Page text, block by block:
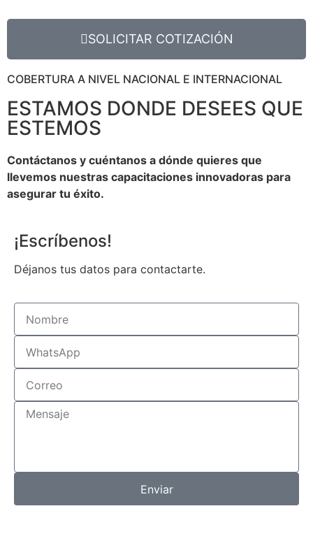
SOLICITAR COTIZACIÓN
COBERTURA A NIVEL NACIONAL E INTERNACIONAL
ESTAMOS DONDE DESEES QUE
ESTEMOS
Contáctanos y cuéntanos a dónde quieres que
llevemos nuestras capacitaciones innovadoras para
asegurar tu éxito.
¡Escríbenos!
Déjanos tus datos para contactarte.
Enviar